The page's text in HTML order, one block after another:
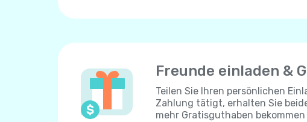
Freunde einladen &
Teilen Sie Ihren persönlichen
Zahlung tätigt, erhalten Sie
mehr Gratisguthaben bekommen